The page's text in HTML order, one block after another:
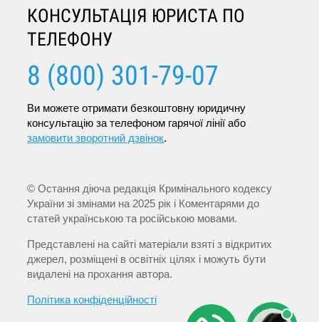
КОНСУЛЬТАЦІЯ ЮРИСТА ПО
ТЕЛЕФОНУ
8 (800) 301-79-07
Ви можете отримати безкоштовну юридичну
консультацію за телефоном гарячої лінії або
замовити зворотний дзвінок.
© Остання діюча редакція Кримінального кодексу
України зі змінами на 2025 рік і Коментарями до
статей українською та російською мовами.
Представлені на сайті матеріали взяті з відкритих
джерел, розміщені в освітніх цілях і можуть бути
видалені на прохання автора.
Політика конфіденційності